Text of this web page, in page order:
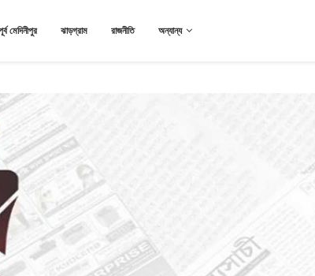
মেদিনীপুর ঝাড়গ্রাম রাজনীতি অন্যান্য